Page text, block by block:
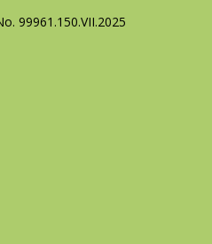
99961.150.VII.2025